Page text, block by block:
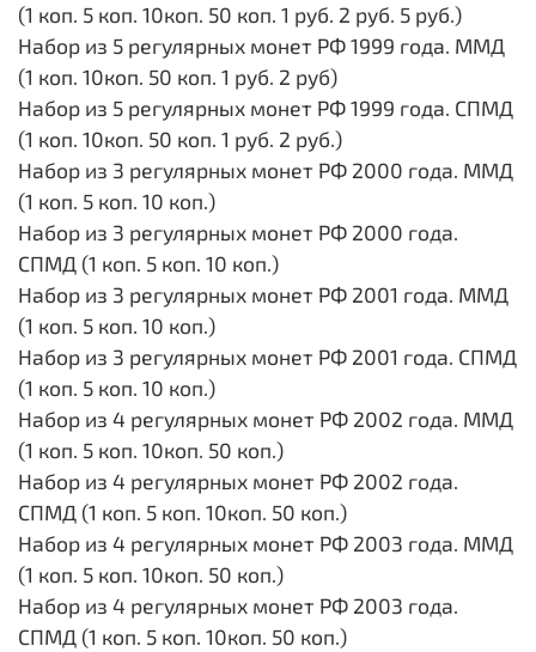
(1 коп. 5 коп. 10коп. 50 коп. 1 руб. 2 руб. 5 руб.)
Набор из 5 регулярных монет РФ 1999 года. ММД
(1 коп. 10коп. 50 коп. 1 руб. 2 руб)
Набор из 5 регулярных монет РФ 1999 года. СПМД
(1 коп. 10коп. 50 коп. 1 руб. 2 руб.)
Набор из 3 регулярных монет РФ 2000 года. ММД
(1 коп. 5 коп. 10 коп.)
Набор из 3 регулярных монет РФ 2000 года.
СПМД (1 коп. 5 коп. 10 коп.)
Набор из 3 регулярных монет РФ 2001 года. ММД
(1 коп. 5 коп. 10 коп.)
Набор из 3 регулярных монет РФ 2001 года. СПМД
(1 коп. 5 коп. 10 коп.)
Набор из 4 регулярных монет РФ 2002 года. ММД
(1 коп. 5 коп. 10коп. 50 коп.)
Набор из 4 регулярных монет РФ 2002 года.
СПМД (1 коп. 5 коп. 10коп. 50 коп.)
Набор из 4 регулярных монет РФ 2003 года. ММД
(1 коп. 5 коп. 10коп. 50 коп.)
Набор из 4 регулярных монет РФ 2003 года.
СПМД (1 коп. 5 коп. 10коп. 50 коп.)